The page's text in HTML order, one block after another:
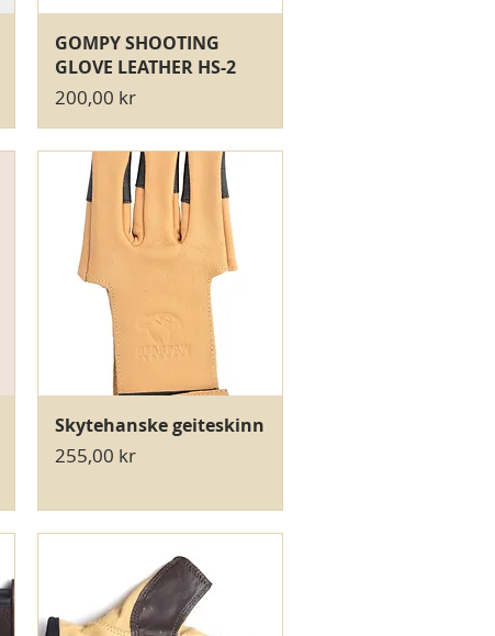
Hurtigvisning
GOMPY SHOOTING
GLOVE LEATHER HS-2
Pris
200,00 kr
Hurtigvisning
Skytehanske geiteskinn
Pris
255,00 kr